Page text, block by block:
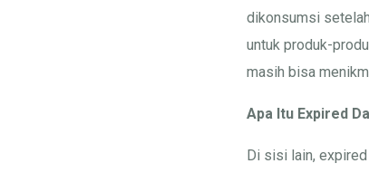
dikonsumsi
untuk produk-
masih bisa
Apa Itu Expired
Di sisi lain, expired